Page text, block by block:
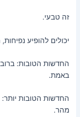
זה טבעי.
יכולים להופיע
החדשות הטובות:
באמת.
החדשות הטובות
מהר.